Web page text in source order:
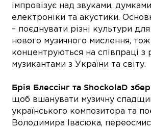
імпровізує над звуками,
електроніки та акустики.
– поєднувати різні культури
нового музичного мислення,
концентруються на співпраці з
музикантами з України та світу.
Брія Блессінг та ShockolaD
щоб вшанувати музичну
українського композитора та
Володимира Івасюка,